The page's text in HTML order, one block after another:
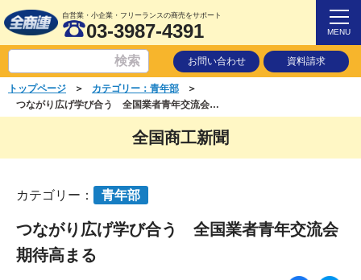
自営業・小企業・フリーランスの商売をサポート
03-3987-4391 MENU
お問い合わせ 資料請求
トップページ ＞ カテゴリー：青年部
＞
つながり広げ学び合う 全国業者青年交流会期待高まる
全国商工新聞
カテゴリー： 青年部
つながり広げ学び合う 全国業者青年交流会
期待高まる